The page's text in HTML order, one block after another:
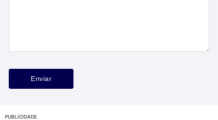
PUBLICIDADE